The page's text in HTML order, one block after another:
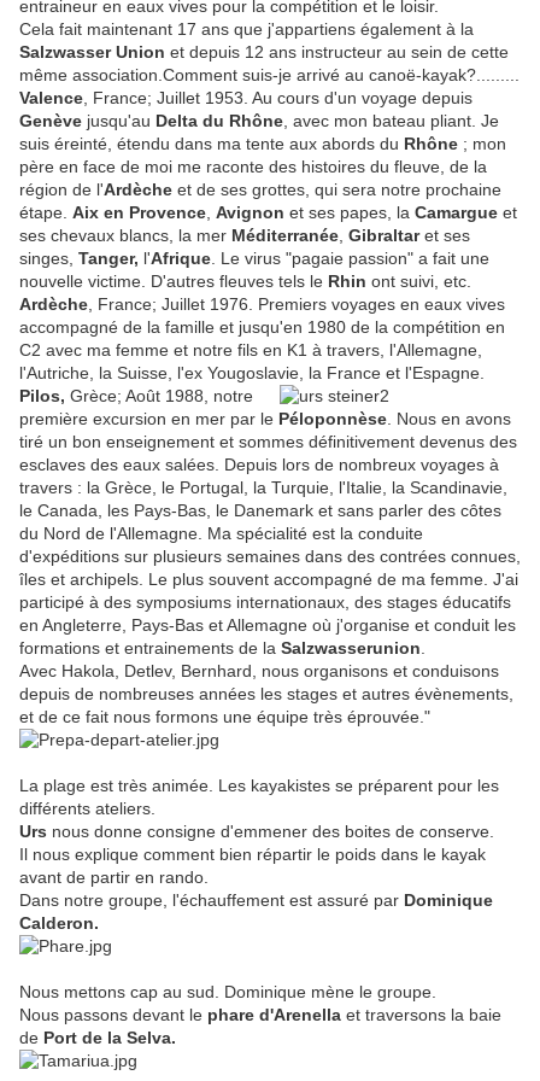
entraineur en eaux vives pour la compétition et le loisir.
Cela fait maintenant 17 ans que j'appartiens également à la
Salzwasser Union et depuis 12 ans instructeur au sein de cette
même association.Comment suis-je arrivé au canoë-kayak?.........
Valence , France; Juillet 1953. Au cours d'un voyage depuis
Genève jusqu'au Delta du Rhône , avec mon bateau pliant. Je
suis éreinté, étendu dans ma tente aux abords du Rhône ; mon
père en face de moi me raconte des histoires du fleuve, de la
région de l'Ardèche et de ses grottes, qui sera notre prochaine
étape. Aix en Provence Avignon et ses papes, la Camargue et
ses chevaux blancs, la mer Méditerranée Gibraltaret ses
singes, Tanger, l'Afrique . Le virus "pagaie passion" a fait une
nouvelle victime. D'autres fleuves tels le Rhin ont suivi, etc.
Ardèche , France; Juillet 1976. Premiers voyages en eaux vives
accompagné de la famille et jusqu'en 1980 de la compétition en
C2 avec ma femme et notre fils en K1 à travers, l'Allemagne,
l'Autriche, la Suisse, l'ex Yougoslavie, la France et l'Espagne.
Pilos, Grèce; Août 1988, notre
première excursion en mer par le Péloponnèse . Nous en avons
tiré un bon enseignement et sommes définitivement devenus des
esclaves des eaux salées. Depuis lors de nombreux voyages à
travers : la Grèce, le Portugal, la Turquie, l'Italie, la Scandinavie,
le Canada, les Pays-Bas, le Danemark et sans parler des côtes
du Nord de l'Allemagne. Ma spécialité est la conduite
d'expéditions sur plusieurs semaines dans des contrées connues,
îles et archipels. Le plus souvent accompagné de ma femme. J'ai
participé à des symposiums internationaux, des stages éducatifs
en Angleterre, Pays-Bas et Allemagne où j'organise et conduit les
formations et entrainements de la Salzwasserunion
Avec Hakola, Detlev, Bernhard, nous organisons et conduisons
depuis de nombreuses années les stages et autres évènements,
et de ce fait nous formons une équipe très éprouvée."
La plage est très animée. Les kayakistes se préparent pour les
différents ateliers.
Urs nous donne consigne d'emmener des boites de conserve.
Il nous explique comment bien répartir le poids dans le kayak
avant de partir en rando.
Dans notre groupe, l'échauffement est assuré par Dominique
Calderon.
Nous mettons cap au sud. Dominique mène le groupe.
Nous passons devant le phare d'Arenella et traversons la baie
de Port de la Selva.